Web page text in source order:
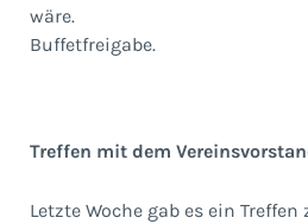
wäre.
Buffetfreigabe.
Treffen mit dem
Letzte Woche gab es ein